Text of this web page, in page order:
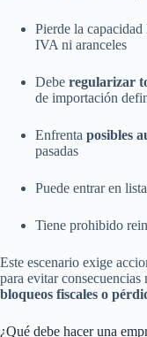
Pierde la
IVA ni aranceles
Debe regularizar
de importación
Enfrenta posibles
pasadas
Puede entrar en
Tiene prohibido
Este escenario exige
para evitar consecuencias
bloqueos fiscales o
¿Qué debe hacer una